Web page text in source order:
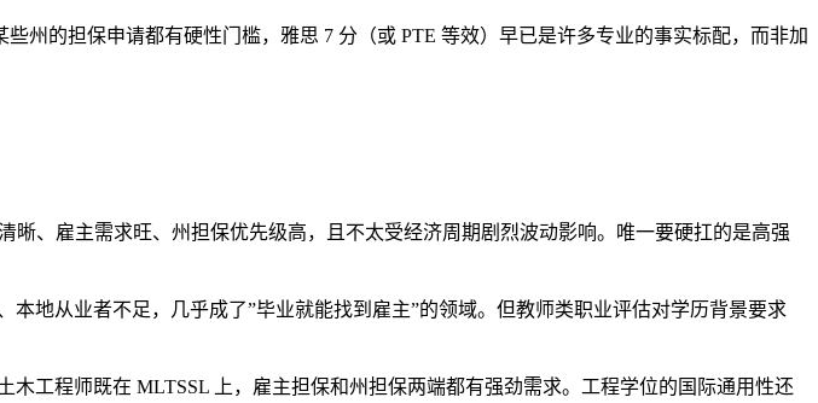
的担保申请都有硬性门槛，雅思 7 分（或 PTE 等效）早已是许多专业的事实标配，而非加
晰、雇主需求旺、州担保优先级高，且不太受经济周期剧烈波动影响。唯一要硬扛的是高强
地从业者不足，几乎成了”毕业就能找到雇主”的领域。但教师类职业评估对学历背景要求
工程师既在 MLTSSL 上，雇主担保和州担保两端都有强劲需求。工程学位的国际通用性还